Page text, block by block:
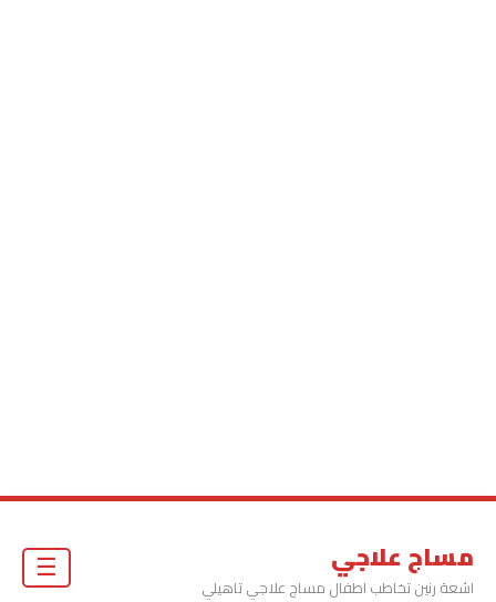
مساج علاجي
اشعة رنين تخاطب اطفال مساج علاجي تاهيلي